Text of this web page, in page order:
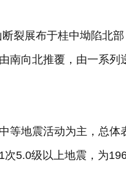
裂展布于桂中坳陷北
南向北推覆，由一系
等地震活动为主，总
次5.0级以上地震，为